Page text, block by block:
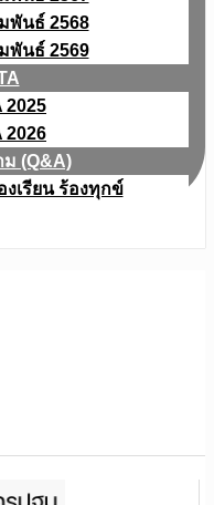
พันธ์ 2568
พันธ์ 2569
2025
2026
(Q&A)
งเรียน ร้องทุกข์